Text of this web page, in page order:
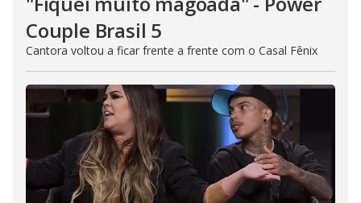
Couple Brasil 5
Cantora voltou a ficar frente a frente com o Casal Fênix